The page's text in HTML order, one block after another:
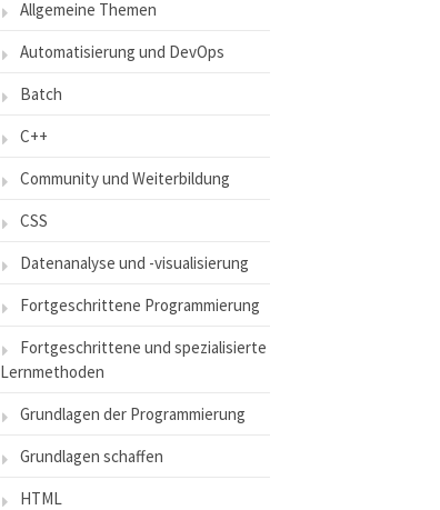
Allgemeine Themen
Automatisierung und DevOps
Batch
C++
Community und Weiterbildung
CSS
Datenanalyse und -visualisierung
Fortgeschrittene Programmierung
Fortgeschrittene und spezialisierte
Lernmethoden
Grundlagen der Programmierung
Grundlagen schaffen
HTML